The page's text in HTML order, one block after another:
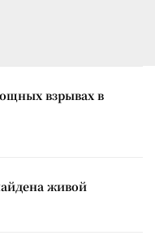
взрывах в
живой